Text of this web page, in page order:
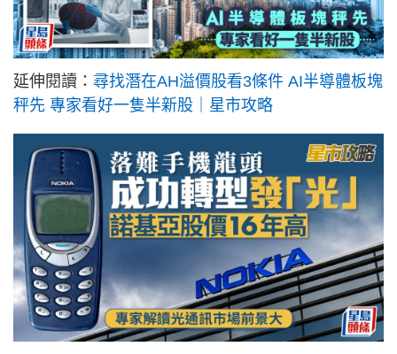
延伸閱讀： 尋找潛在AH溢價股看3條件 AI半導體板塊
秤先 專家看好一隻半新股｜星市攻略